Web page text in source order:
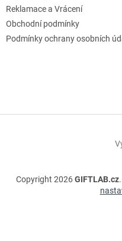
Reklamace a Vrácení
Obchodní podmínky
Podmínky ochrany osobních
Copyright 2026GIFTLAB.cz